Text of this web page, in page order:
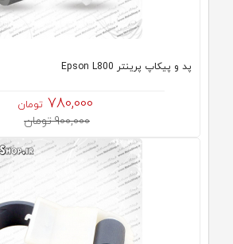
پد و پیکاپ پرینتر Epson L800
780,000 تومان
900,000 تومان